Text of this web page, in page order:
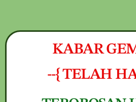
KABAR
--{ TELAH
PESAN SEKARANG (NON COD -